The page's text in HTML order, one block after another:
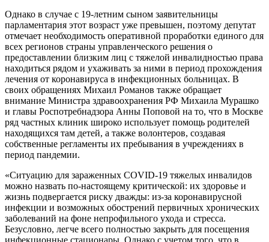
Однако в случае с 19-летним сыном заявительницы
парламентария этот возраст уже превышен, поэтому депутат
отмечает необходимость оперативной проработки единого для
всех регионов страны управленческого решения о
предоставлении близким лиц с тяжелой инвалидностью права
находиться рядом и ухаживать за ними в период прохождения
лечения от коронавируса в инфекционных больницах. В
своих обращениях Михаил Романов также обращает
внимание Министра здравоохранения РФ Михаила Мурашко
и главы Роспотребнадзора Анны Поповой на то, что в Москве
ряд частных клиник широко использует помощь родителей
находящихся там детей, а также волонтеров, создавая
собственные регламенты их пребывания в учреждениях в
период пандемии.
«Ситуацию для зараженных COVID-19 тяжелых инвалидов
можно назвать по-настоящему критической: их здоровье и
жизнь подвергается риску дважды: из-за коронавирусной
инфекции и возможных обострений первичных хронических
заболеваний на фоне непрофильного ухода и стресса.
Безусловно, легче всего полностью закрыть для посещения